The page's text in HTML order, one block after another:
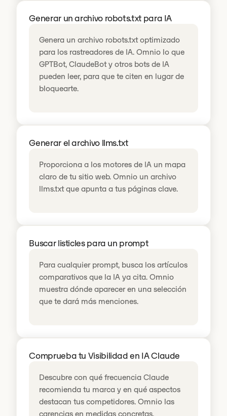
Generar un archivo robots.txt para IA
Genera un archivo robots.txt optimizado
para los rastreadores de IA. Omnio lo que
GPTBot, ClaudeBot y otros bots de IA
pueden leer, para que te citen en lugar de
bloquearte.
Generar el archivo llms.txt
Proporciona a los motores de IA un mapa
claro de tu sitio web. Omnio un archivo
llms.txt que apunta a tus páginas clave.
Buscar listicles para un prompt
Para cualquier prompt, busca los artículos
comparativos que la IA ya cita. Omnio
muestra dónde aparecer en una selección
que te dará más menciones.
Comprueba tu Visibilidad en IA Claude
Descubre con qué frecuencia Claude
recomienda tu marca y en qué aspectos
destacan tus competidores. Omnio las
carencias en medidas concretas.